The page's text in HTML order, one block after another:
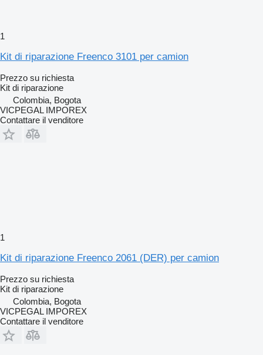
1
Kit di riparazione Freenco 3101 per camion
Prezzo su richiesta
Kit di riparazione
Colombia, Bogota
VICPEGAL IMPOREX
Contattare il venditore
1
Kit di riparazione Freenco 2061 (DER) per camion
Prezzo su richiesta
Kit di riparazione
Colombia, Bogota
VICPEGAL IMPOREX
Contattare il venditore